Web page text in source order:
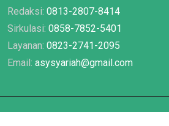
Redaksi: 0813-2807-8414
Sirkulasi: 0858-7852-5401
Layanan: 0823-2741-2095
Email: asysyariah@gmail.com